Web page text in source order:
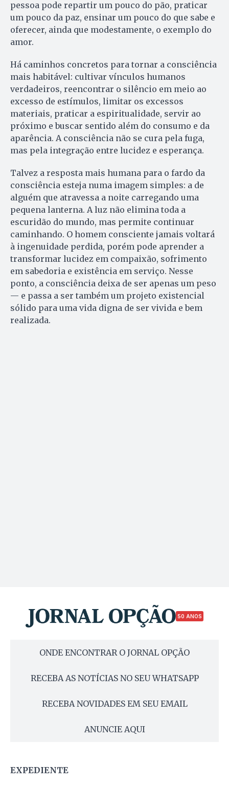
pessoa pode repartir um pouco do pão, praticar
um pouco da paz, ensinar um pouco do que sabe e
oferecer, ainda que modestamente, o exemplo do
amor.
Há caminhos concretos para tornar a consciência
mais habitável: cultivar vínculos humanos
verdadeiros, reencontrar o silêncio em meio ao
excesso de estímulos, limitar os excessos
materiais, praticar a espiritualidade, servir ao
próximo e buscar sentido além do consumo e da
aparência. A consciência não se cura pela fuga,
mas pela integração entre lucidez e esperança.
Talvez a resposta mais humana para o fardo da
consciência esteja numa imagem simples: a de
alguém que atravessa a noite carregando uma
pequena lanterna. A luz não elimina toda a
escuridão do mundo, mas permite continuar
caminhando. O homem consciente jamais voltará
à ingenuidade perdida, porém pode aprender a
transformar lucidez em compaixão, sofrimento
em sabedoria e existência em serviço. Nesse
ponto, a consciência deixa de ser apenas um peso
— e passa a ser também um projeto existencial
sólido para uma vida digna de ser vivida e bem
realizada.
50 ANOS
ONDE ENCONTRAR O JORNAL OPÇÃO
RECEBA AS NOTÍCIAS NO SEU WHATSAPP
RECEBA NOVIDADES EM SEU EMAIL
ANUNCIE AQUI
EXPEDIENTE